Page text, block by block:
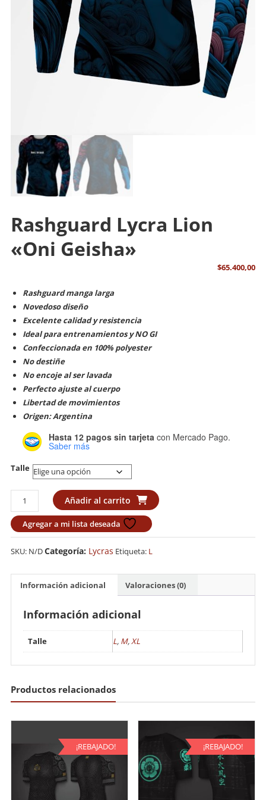
Rashguard Lycra Lion
«Oni Geisha»
$65.400,00
Rashguard manga larga
Novedoso diseño
Excelente calidad y resistencia
Ideal para entrenamientos y NO GI
Confeccionada en 100% polyester
No destiñe
No encoje al ser lavada
Perfecto ajuste al cuerpo
Libertad de movimientos
Origen: Argentina
Hasta 12 pagos sin tarjetacon Mercado Pago.
Saber más
Talle
Rashguard
Lycra
Lion
"Oni
Geisha"
Añadir al carrito
Agregar a mi lista deseada
SKU: N/DCategoría: Lycras Etiqueta: L
Información adicional Valoraciones (0)
Información adicional
Talle L, M,XL
Productos relacionados
¡REBAJADO! ¡REBAJADO!